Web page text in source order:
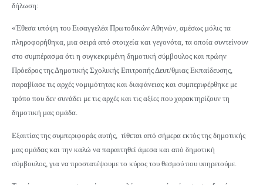
δήλωση:
«Έθεσα υπόψη του Εισαγγελέα Πρωτοδικών Αθηνών, αμέσως μόλις τα
πληροφορήθηκα, μια σειρά από στοιχεία και γεγονότα, τα οποία συντείνουν
στο συμπέρασμα ότι η συγκεκριμένη δημοτική σύμβουλος και πρώην
Πρόεδρος της Δημοτικής Σχολικής Επιτροπής Δευτ/θμιας Εκπαίδευσης,
παραβίασε τις αρχές νομιμότητας και διαφάνειας και συμπεριφέρθηκε με
τρόπο που δεν συνάδει με τις αρχές και τις αξίες που χαρακτηρίζουν τη
δημοτική μας ομάδα.
Εξαιτίας της συμπεριφοράς αυτής, τίθεται από σήμερα εκτός της δημοτικής
μας ομάδας και την καλώ να παραιτηθεί άμεσα και από δημοτική
σύμβουλος, για να προστατέψουμε το κύρος του θεσμού που υπηρετούμε.